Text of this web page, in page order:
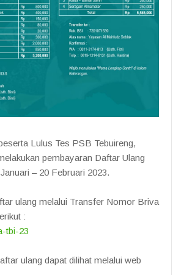
Lulus Tes PSB Tebuireng,
pembayaran Daftar Ulang
– 20 Februari 2023.
ulang melalui Transfer Nomor Briva
:
tbi-23
ulang dapat dilihat melalui web